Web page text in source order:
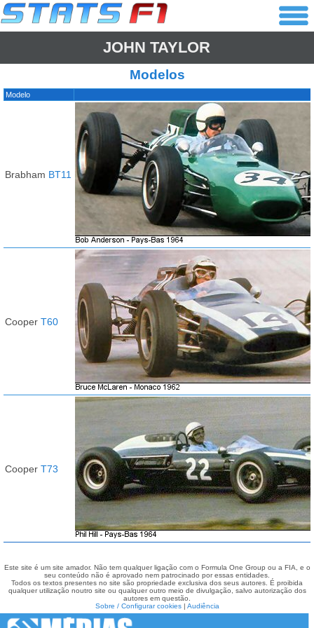
JOHN TAYLOR
Modelos
Modelo
Brabham BT11
Cooper T60
Cooper T73
Este site é um site amador. Não tem qualquer ligação com o Formula One Group ou a FIA, e o
seu conteúdo não é aprovado nem patrocinado por essas entidades.
Todos os textos presentes no site são propriedade exclusiva dos seus autores. É proibida
qualquer utilização noutro site ou qualquer outro meio de divulgação, salvo autorização dos
autores em questão.
Sobre / Configurar cookies| Audiência